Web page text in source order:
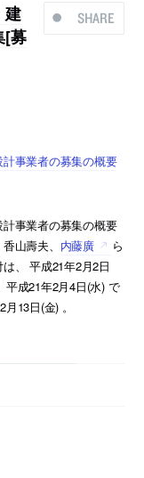
SHARE
建
[募
計事業者の募集の概要
計事業者の募集の概要
山壽夫、 内藤廣
ら
、 平成21年2月2日
平成21年2月4日(水) で
13日(金) 。